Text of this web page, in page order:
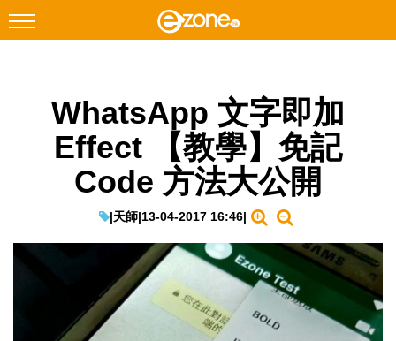
Facebook Instagram
科技焦點
教學評測
WhatsApp 文字即加
Effect 【教學】免記
Code 方法大公開
|天師|13-04-2017 16:46|